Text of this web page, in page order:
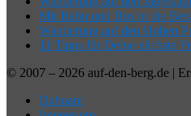
Mit Bahn und Bus in die
Wanderung auf den Hohen
11 Tipps für Deine nächste
© 2007 – 2026 auf-den-berg.de |
Dahoam